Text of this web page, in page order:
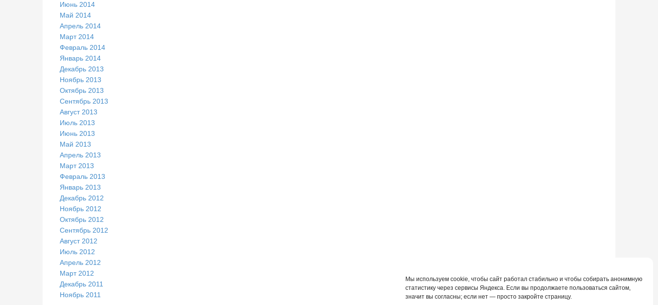
Мы используем cookie, чтобы сайт работал стабильно и чтобы собирать анонимную
статистику через сервисы Яндекса. Если вы продолжаете пользоваться сайтом,
значит вы согласны; если нет — просто закройте страницу.
Июнь 2014
Май 2014
Апрель 2014
Март 2014
Февраль 2014
Январь 2014
Декабрь 2013
Ноябрь 2013
Октябрь 2013
Сентябрь 2013
Август 2013
Июль 2013
Июнь 2013
Май 2013
Апрель 2013
Март 2013
Февраль 2013
Январь 2013
Декабрь 2012
Ноябрь 2012
Октябрь 2012
Сентябрь 2012
Август 2012
Июль 2012
Апрель 2012
Март 2012
Декабрь 2011
Ноябрь 2011